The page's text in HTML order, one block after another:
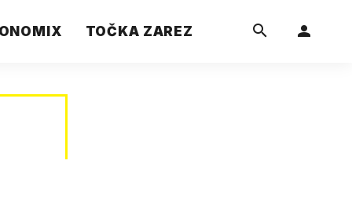
TOČKA ZAREZ